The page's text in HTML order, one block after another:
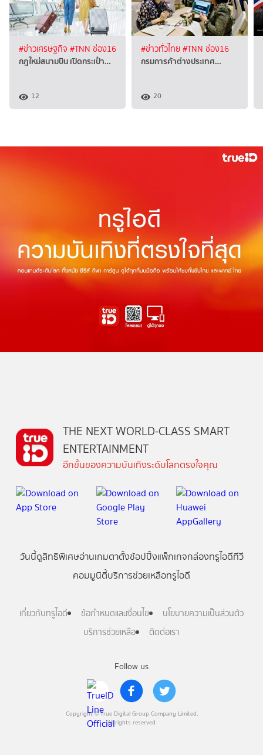
#ข่าวเศรษฐกิจ #TNN ช่อง16
กฎใหม่สนามบิน เปิดกระเป๋า…
12
#ข่าวทั่วไทย#TNN ช่อง16
กรมการค้าต่างประเทศ…
20
Follow us
Copyright © True Digital Group Company Limited.
All rights reserved
THE NEXT WORLD-CLASS SMART
ENTERTAINMENT
อีกขั้นของความบันเทิงระดับโลกตรงใจคุณ
วันนี้ดูสิทธิพิเศษอ่านเกมตาตั้งช้อปปิ้งแพ็กเกจกล่องทรูไอดีทีวี
คอมมูนิตี้บริการช่วยเหลือทรูไอดี
เกี่ยวกับทรูไอดี ข้อกำหนดและเงื่อนไข
นโยบายความเป็นส่วนตัว
บริการช่วยเหลือ
ติดต่อเรา